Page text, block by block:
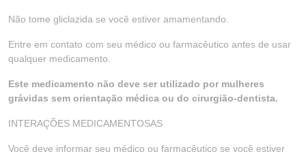
Não tome gliclazida se você estiver amamentando.
Entre em contato com seu médico ou farmacêutico antes de usar
qualquer medicamento.
Este medicamento não deve ser utilizado por mulheres
grávidas sem orientação médica ou do cirurgião-dentista.
INTERAÇÕES MEDICAMENTOSAS
Você deve informar seu médico ou farmacêutico se você estiver